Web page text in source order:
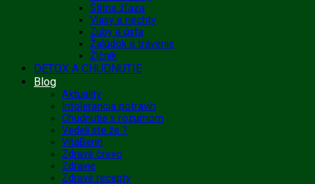
Štítna žľaza
Vlasy a nechty
Zuby a ústa
Žalúdok a trávenie
Žlčník
DETOX A CHUDNUTIE
Blog
Aktuality
Intolerancia potravín
Chudnutie s rozumom
Vedeli ste že ?
VitaBerin
Zdravé črevo
Zdravie
Zdravé recepty